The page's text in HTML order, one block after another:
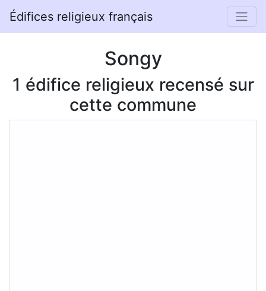
Édifices religieux français
Songy
1 édifice religieux recensé sur
cette commune